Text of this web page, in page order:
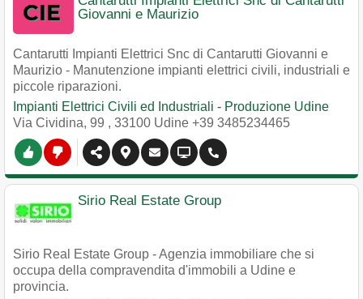
Giovanni e Maurizio
Cantarutti Impianti Elettrici Snc di Cantarutti Giovanni e
Maurizio - Manutenzione impianti elettrici civili, industriali e
piccole riparazioni.
Impianti Elettrici Civili ed Industriali - Produzione Udine
Via Cividina, 99 , 33100 Udine +39 3485234465
Sirio Real Estate Group
Sirio Real Estate Group - Agenzia immobiliare che si
occupa della compravendita d'immobili a Udine e
provincia.